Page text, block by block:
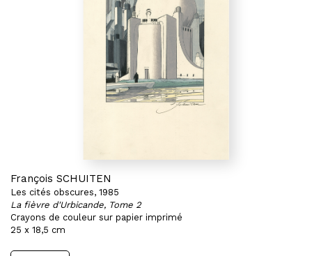
François SCHUITEN
Les cités obscures, 1985
La fièvre d'Urbicande, Tome 2
Crayons de couleur sur papier imprimé
25 x 18,5 cm